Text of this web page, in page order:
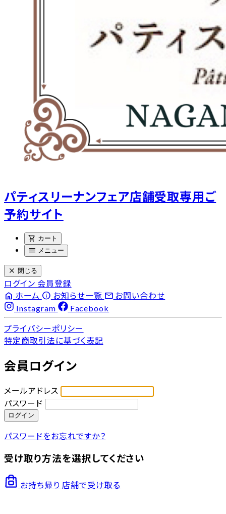
パティスリーナンフェア店舗受取専用ご
予約サイト
shopping_cart カート
menu メニュー
close 閉じる
ログイン 会員登録
home ホーム info お知らせ一覧 email お問い合わせ
Instagram
Facebook
プライバシーポリシー
特定商取引法に基づく表記
会員ログイン
メールアドレス
パスワード
ログイン
パスワードをお忘れですか？
受け取り方法を選択してください
お持ち帰り 店舗で受け取る